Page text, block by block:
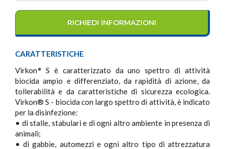
RICHIEDI INFORMAZIONI
CARATTERISTICHE
Virkon ®
S è caratterizzato da uno spettro di attività
biocida ampio e differenziato, da rapidità di azione, da
tollerabilità e da caratteristiche di sicurezza ecologica.
Virkon® S - biocida con largo spettro di attività, è indicato
per la disinfezione:
• di stalle, stabulari e di ogni altro ambiente in presenza di
animali;
• di gabbie, automezzi e ogni altro tipo di attrezzatura